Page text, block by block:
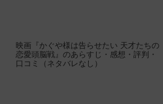
映画『かぐや様は告らせたい 天才たちの
恋愛頭脳戦』のあらすじ・感想・評判・
口コミ（ネタバレなし）